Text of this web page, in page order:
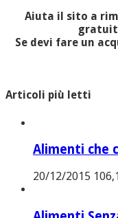
Aiuta il sito a
Se devi fare un
Articoli più letti
Alimenti che
20/12/2015